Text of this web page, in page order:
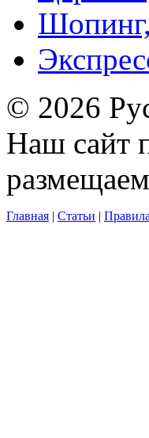
© 2026
Наш сайт
Главная | Статьи |